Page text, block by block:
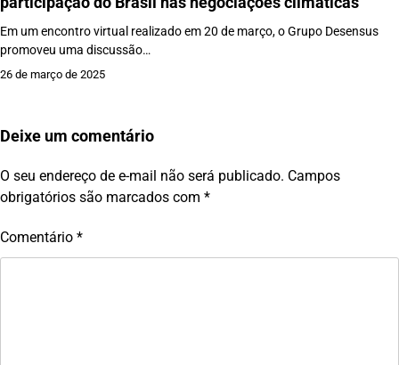
Em um encontro virtual realizado em 20 de março, o Grupo Desensus
promoveu uma discussão…
26 de março de 2025
Deixe um comentário
O seu endereço de e-mail não será publicado. Campos
obrigatórios são marcados com *
Comentário *